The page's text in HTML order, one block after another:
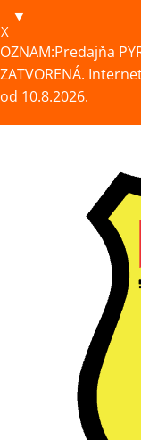
X
OZNAM:Predajňa
ZATVORENÁ.
od 10.8.2026.